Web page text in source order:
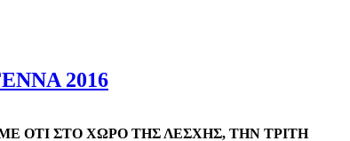
2016
ΟΤΙ ΣΤΟ ΧΩΡΟ ΤΗΣ ΛΕΣΧΗΣ, ΤΗΝ ΤΡΙΤΗ